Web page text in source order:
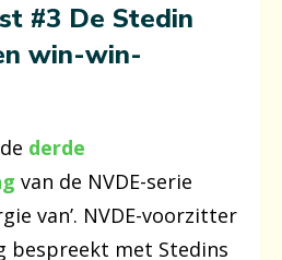
#3 De Stedin
win-win-
derde
van de NVDE-serie
van’. NVDE-voorzitter
bespreekt met Stedins